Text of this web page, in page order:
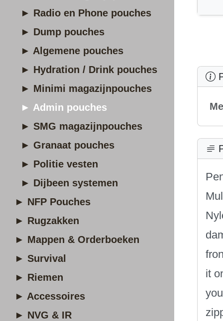
► Radio en Phone pouches
► Dump pouches
► Algemene pouches
► Hydration / Drink pouches
► Minimi magazijnpouches
► Admin pouches
► SMG magazijnpouches
► Granaat pouches
► Politie vesten
► Dijbeen systemen
► NFP Pouches
► Rugzakken
► Mappen & Orderboeken
► Survival
► Riemen
► Accessoires
► NVG & IR
it